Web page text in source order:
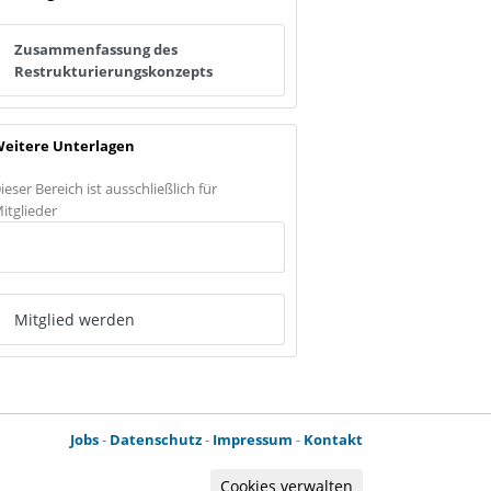
Zusammenfassung des
Restrukturierungskonzepts
Unterlagen
Bereich ist ausschließlich für
Mitglied werden
Jobs- Datenschutz- Impressum - Kontakt
Cookies verwalten